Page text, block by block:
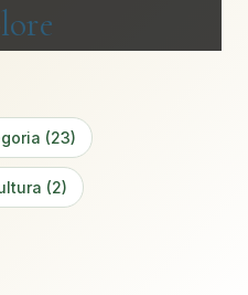
(23)
(2)